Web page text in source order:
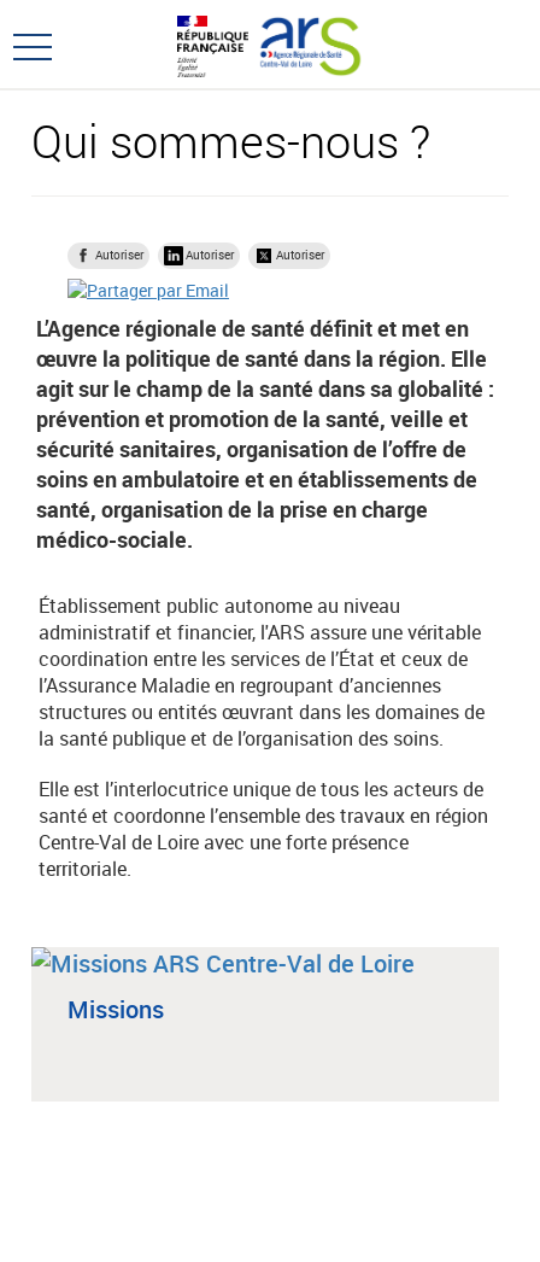
au
menu
au
contenu
Ouvrir
principal
Qui sommes-nous ?
Autoriser Autoriser Autoriser
L’Agence régionale de santé définit et met en
œuvre la politique de santé dans la région. Elle
agit sur le champ de la santé dans sa globalité :
prévention et promotion de la santé, veille et
sécurité sanitaires, organisation de l’offre de
soins en ambulatoire et en établissements de
santé, organisation de la prise en charge
médico-sociale.
Établissement public autonome au niveau
administratif et financier, l'ARS assure une véritable
coordination entre les services de l’État et ceux de
l’Assurance Maladie en regroupant d’anciennes
structures ou entités œuvrant dans les domaines de
la santé publique et de l’organisation des soins.
Elle est l’interlocutrice unique de tous les acteurs de
santé et coordonne l’ensemble des travaux en région
Centre-Val de Loire avec une forte présence
territoriale.
Missions